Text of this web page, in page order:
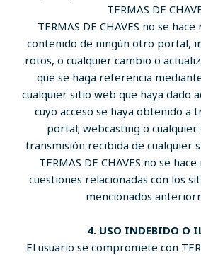
TERMAS DE
TERMAS DE CHAVES no se
contenido de ningún otro portal,
rotos, o cualquier cambio o
que se haga referencia
cualquier sitio web que haya dado
cuyo acceso se haya obtenido a
portal; webcasting o
transmisión recibida de cualquier
TERMAS DE CHAVES no se
cuestiones relacionadas con los
mencionados
4. USO INDEBIDO O
El usuario se compromete con